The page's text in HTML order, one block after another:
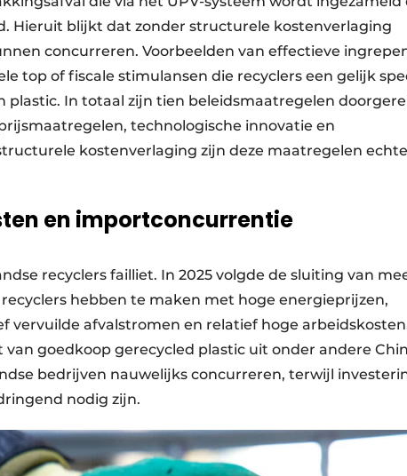
Hieruit blijkt dat zonder structurele kostenverlaging
concurreren. Voorbeelden van effectieve
top of fiscale stimulansen die recyclers een gelijk
plastic. In totaal zijn tien beleidsmaatregelen
technologische innovatie en
kostenverlaging zijn deze maatregelen
en importconcurrentie
recyclers failliet. In 2025 volgde de sluiting van
hebben te maken met hoge energieprijzen,
vervuilde afvalstromen en relatief hoge
goedkoop gerecycled plastic uit onder andere
bedrijven nauwelijks concurreren, terwijl
nodig zijn.